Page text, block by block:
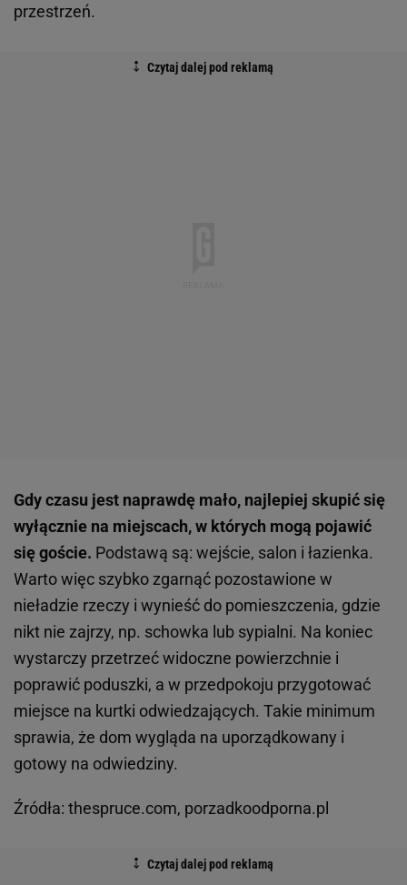
przestrzeń.
Gdy czasu jest naprawdę mało, najlepiej skupić się
wyłącznie na miejscach, w których mogą pojawić
się goście. Podstawą są: wejście, salon i łazienka.
Warto więc szybko zgarnąć pozostawione w
nieładzie rzeczy i wynieść do pomieszczenia, gdzie
nikt nie zajrzy, np. schowka lub sypialni. Na koniec
wystarczy przetrzeć widoczne powierzchnie i
poprawić poduszki, a w przedpokoju przygotować
miejsce na kurtki odwiedzających. Takie minimum
sprawia, że dom wygląda na uporządkowany i
gotowy na odwiedziny.
Źródła: thespruce.com, porzadkoodporna.pl